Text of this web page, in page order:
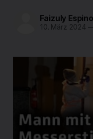
Faizuly
10. März 2024